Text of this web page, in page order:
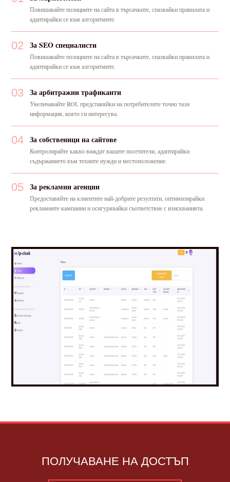
Повишавайте позициите на сайта в търсачките, спазвайки правилата и
адаптирайки се към алгоритмите.
02 За SEO специалисти
Повишавайте позициите на сайта в търсачките, спазвайки правилата и
адаптирайки се към алгоритмите.
03 За арбитражни трафиканти
Увеличавайте ROI, представяйки на потребителите точно тази
информация, която ги интересува.
04 За собственици на сайтове
Контролирайте какво виждат вашите посетители, адаптирайки
съдържанието към техните нужди и местоположение.
05 За рекламни агенции
Предоставяйте на клиентите най-добрите резултати, оптимизирайки
рекламните кампании и осигурявайки съответствие с изискванията.
ПОЛУЧАВАНЕ НА ДОСТЪП